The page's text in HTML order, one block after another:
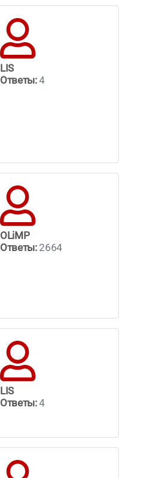
LIS
Ответы:4
OLiMP
Ответы:2664
LIS
Ответы:4